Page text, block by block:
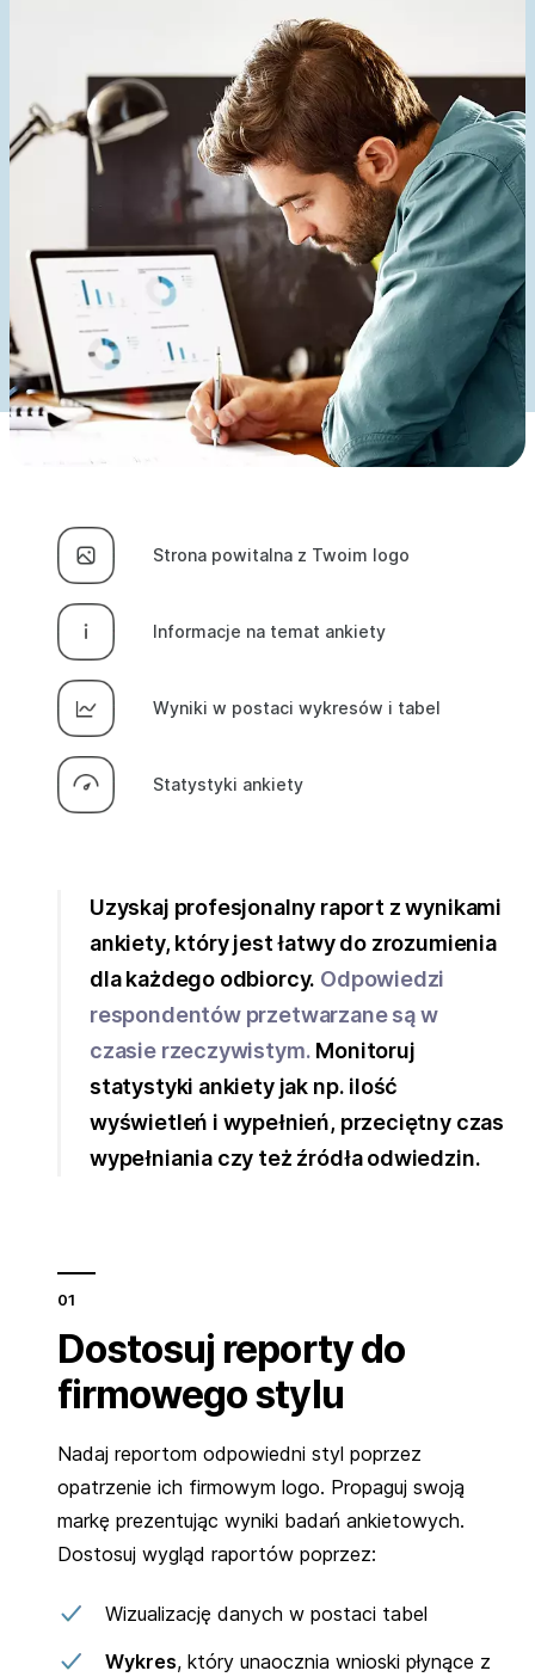
Strona powitalna z Twoim logo
Informacje na temat ankiety
Wyniki w postaci wykresów i tabel
Statystyki ankiety
Uzyskaj profesjonalny raport z wynikami
ankiety, który jest łatwy do zrozumienia
dla każdego odbiorcy. Odpowiedzi
respondentów przetwarzane są w
czasie rzeczywistym. Monitoruj
statystyki ankiety jak np. ilość
wyświetleń i wypełnień, przeciętny czas
wypełniania czy też źródła odwiedzin.
Dostosuj reporty do
firmowego stylu
Nadaj reportom odpowiedni styl poprzez
opatrzenie ich firmowym logo. Propaguj swoją
markę prezentując wyniki badań ankietowych.
Dostosuj wygląd raportów poprzez:
Wizualizację danych w postaci tabel
Wykres, który unaocznia wnioski płynące z